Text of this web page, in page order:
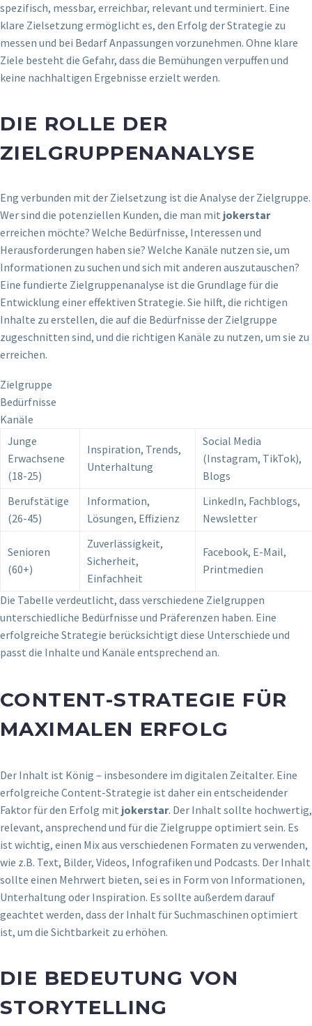
spezifisch, messbar, erreichbar, relevant und terminiert. Eine
klare Zielsetzung ermöglicht es, den Erfolg der Strategie zu
messen und bei Bedarf Anpassungen vorzunehmen. Ohne klare
Ziele besteht die Gefahr, dass die Bemühungen verpuffen und
keine nachhaltigen Ergebnisse erzielt werden.
DIE ROLLE DER
ZIELGRUPPENANALYSE
Eng verbunden mit der Zielsetzung ist die Analyse der Zielgruppe.
Wer sind die potenziellen Kunden, die man mit jokerstar
erreichen möchte? Welche Bedürfnisse, Interessen und
Herausforderungen haben sie? Welche Kanäle nutzen sie, um
Informationen zu suchen und sich mit anderen auszutauschen?
Eine fundierte Zielgruppenanalyse ist die Grundlage für die
Entwicklung einer effektiven Strategie. Sie hilft, die richtigen
Inhalte zu erstellen, die auf die Bedürfnisse der Zielgruppe
zugeschnitten sind, und die richtigen Kanäle zu nutzen, um sie zu
erreichen.
Zielgruppe
Bedürfnisse
Kanäle
Junge
Erwachsene
(18-25)
Inspiration, Trends,
Unterhaltung
Social Media
(Instagram, TikTok),
Blogs
Berufstätige
(26-45)
Information,
Lösungen, Effizienz
LinkedIn, Fachblogs,
Newsletter
Senioren
(60+)
Zuverlässigkeit,
Sicherheit,
Einfachheit
Facebook, E-Mail,
Printmedien
Die Tabelle verdeutlicht, dass verschiedene Zielgruppen
unterschiedliche Bedürfnisse und Präferenzen haben. Eine
erfolgreiche Strategie berücksichtigt diese Unterschiede und
passt die Inhalte und Kanäle entsprechend an.
CONTENT-STRATEGIE FÜR
MAXIMALEN ERFOLG
Der Inhalt ist König – insbesondere im digitalen Zeitalter. Eine
erfolgreiche Content-Strategie ist daher ein entscheidender
Faktor für den Erfolg mit jokerstar. Der Inhalt sollte hochwertig,
relevant, ansprechend und für die Zielgruppe optimiert sein. Es
ist wichtig, einen Mix aus verschiedenen Formaten zu verwenden,
wie z.B. Text, Bilder, Videos, Infografiken und Podcasts. Der Inhalt
sollte einen Mehrwert bieten, sei es in Form von Informationen,
Unterhaltung oder Inspiration. Es sollte außerdem darauf
geachtet werden, dass der Inhalt für Suchmaschinen optimiert
ist, um die Sichtbarkeit zu erhöhen.
DIE BEDEUTUNG VON
STORYTELLING